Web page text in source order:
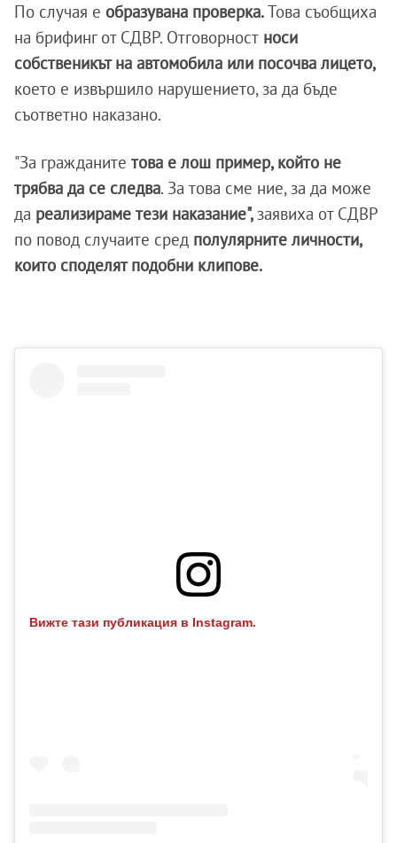
По случая е образувана проверка.Това съобщиха
на брифинг от СДВР. Отговорност носи
собственикът на автомобила или посочва лицето,
което е извършило нарушението, за да бъде
съответно наказано.
"За гражданите това е лош пример, който не
трябва да се следва. За това сме ние, за да може
да реализираме тези наказание", заявиха от СДВР
по повод случаите сред полулярните личности,
които споделят подобни клипове.
Вижте тази публикация в Instagram.